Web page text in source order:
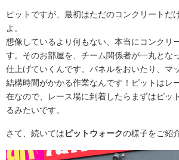
ピットですが、最初はただのコンクリートだ
よ。
想像しているより何もない、本当にコンクリ
す。そのお部屋を、チーム関係者が一丸とな
仕上げていくんです。パネルをおいたり、マ
結構時間がかかる作業なんです！ピットはレ
在なので、レース場に到着したらまずはピッ
るみたいです。
さて、続いてはピットウォークの様子をご紹